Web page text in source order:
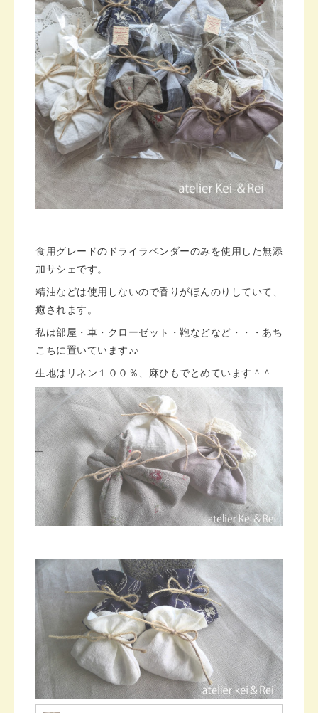
食用グレードのドライラベンダーのみを使用した無添
加サシェです。
精油などは使用しないので香りがほんのりしていて、
癒されます。
私は部屋・車・クローゼット・鞄などなど・・・あち
こちに置いています♪♪
生地はリネン１００％、麻ひもでとめています＾＾